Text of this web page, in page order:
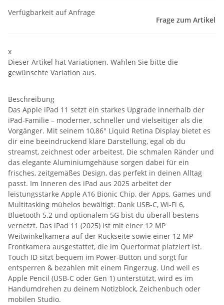
Verfügbarkeit auf Anfrage
Frage zum Artikel
x
Dieser Artikel hat Variationen. Wählen Sie bitte die
gewünschte Variation aus.
Beschreibung
Das Apple iPad 11 setzt ein starkes Upgrade innerhalb der
iPad‑Familie – moderner, schneller und vielseitiger als die
Vorgänger. Mit seinem 10,86" Liquid Retina Display bietet es
dir eine beeindruckend klare Darstellung, egal ob du
streamst, zeichnest oder arbeitest. Die schmalen Ränder und
das elegante Aluminiumgehäuse sorgen dabei für ein
frisches, zeitgemäßes Design, das perfekt in deinen Alltag
passt. Im Inneren des iPad aus 2025 arbeitet der
leistungsstarke Apple A16 Bionic Chip, der Apps, Games und
Multitasking mühelos bewältigt. Dank USB‑C, Wi‑Fi 6,
Bluetooth 5.2 und optionalem 5G bist du überall bestens
vernetzt. Das iPad 11 (2025) ist mit einer 12 MP
Weitwinkelkamera auf der Rückseite sowie einer 12 MP
Frontkamera ausgestattet, die im Querformat platziert ist.
Touch ID sitzt bequem im Power‑Button und sorgt für
entsperren & bezahlen mit einem Fingerzug. Und weil es
Apple Pencil (USB‑C oder Gen 1) unterstützt, wird es im
Handumdrehen zu deinem Notizblock, Zeichenbuch oder
mobilen Studio.